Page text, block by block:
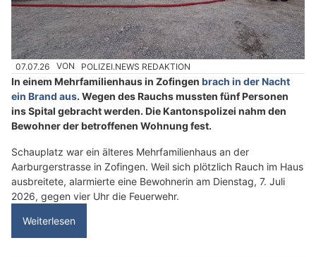
07.07.26 VON POLIZEI.NEWS REDAKTION
In einem Mehrfamilienhaus in Zofingen brach in der Nacht
ein Brand aus. Wegen des Rauchs mussten fünf Personen
ins Spital gebracht werden. Die Kantonspolizei nahm den
Bewohner der betroffenen Wohnung fest.
Schauplatz war ein älteres Mehrfamilienhaus an der
Aarburgerstrasse in Zofingen. Weil sich plötzlich Rauch im Haus
ausbreitete, alarmierte eine Bewohnerin am Dienstag, 7. Juli
2026, gegen vier Uhr die Feuerwehr.
Weiterlesen